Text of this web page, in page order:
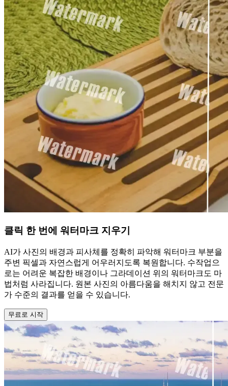
클릭 한 번에 워터마크 지우기
AI가 사진의 배경과 피사체를 정확히 파악해 워터마크 부분을
주변 픽셀과 자연스럽게 어우러지도록 복원합니다. 수작업으
로는 어려운 복잡한 배경이나 그라데이션 위의 워터마크도 마
법처럼 사라집니다. 원본 사진의 아름다움을 해치지 않고 전문
가 수준의 결과를 얻을 수 있습니다.
무료로 시작